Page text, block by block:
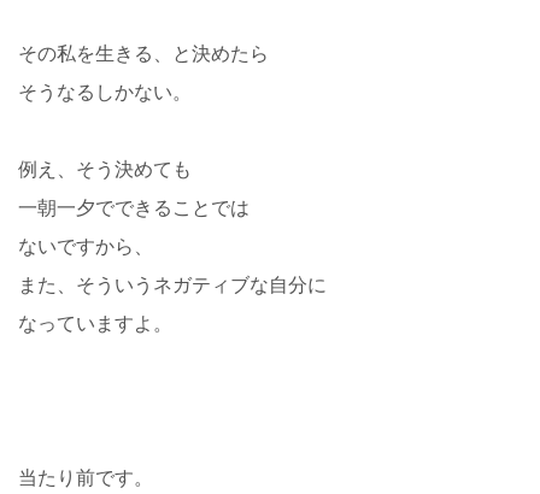
その私を生きる、と決めたら
そうなるしかない。
例え、そう決めても
一朝一夕でできることでは
ないですから、
また、そういうネガティブな自分に
なっていますよ。
当たり前です。